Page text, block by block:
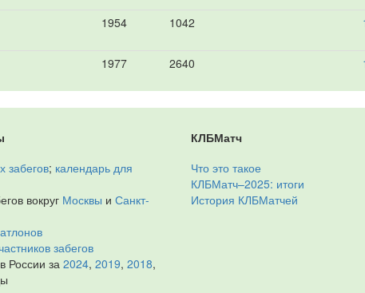
1954 1042
1977 2640
забегов; календарь для
вокруг Москвы и Санкт-
забегов
России за2024, 2019, 2018,
КЛБМатч
Что это такое
КЛБМатч–2025: итоги
История КЛБМатчей